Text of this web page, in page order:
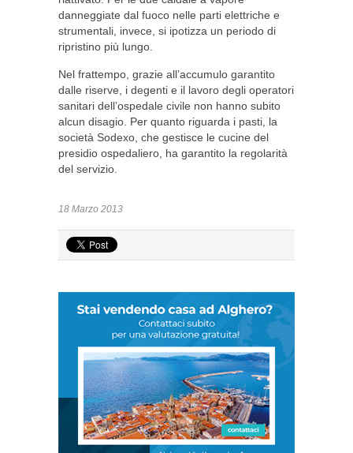
danneggiate dal fuoco nelle parti elettriche e
strumentali, invece, si ipotizza un periodo di
ripristino più lungo.
Nel frattempo, grazie all’accumulo garantito
dalle riserve, i degenti e il lavoro degli operatori
sanitari dell’ospedale civile non hanno subito
alcun disagio. Per quanto riguarda i pasti, la
società Sodexo, che gestisce le cucine del
presidio ospedaliero, ha garantito la regolarità
del servizio.
18 Marzo 2013